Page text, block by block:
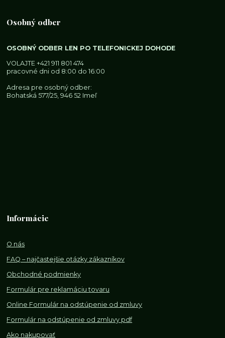
Osobný odber
OSOBNÝ ODBER LEN PO TELEFONICKEJ DOHODE
VOLAJTE+421 911 801 474
pracovné dni od 8:00 do 16:00
Adresa pre osobný odber:
Bohatská 577/25, 946 52 Imeľ
Informácie
O nás
FAQ – najčastejšie otázky zákazníkov
Obchodné podmienky
Formulár pre reklamáciu tovaru
Online Formulár na odstúpenie od zmluvy
Formulár na odstúpenie od zmluvy pdf
Ako nakupovať